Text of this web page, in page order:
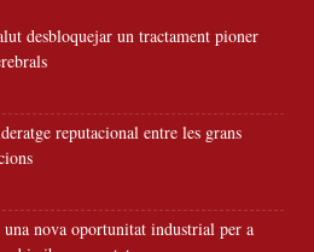
desbloquejar un tractament pioner
reputacional entre les grans
nova oportunitat industrial per a